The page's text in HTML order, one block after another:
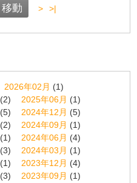
> >|
2026年02月 (1)
(2) 2025年06月 (1)
(5) 2024年12月 (5)
(2) 2024年09月 (1)
(1) 2024年06月 (4)
(3) 2024年03月 (1)
(1) 2023年12月 (4)
(3) 2023年09月 (1)